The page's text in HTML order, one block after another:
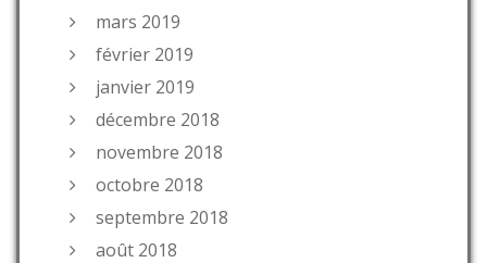
mars 2019
février 2019
janvier 2019
décembre 2018
novembre 2018
octobre 2018
septembre 2018
août 2018